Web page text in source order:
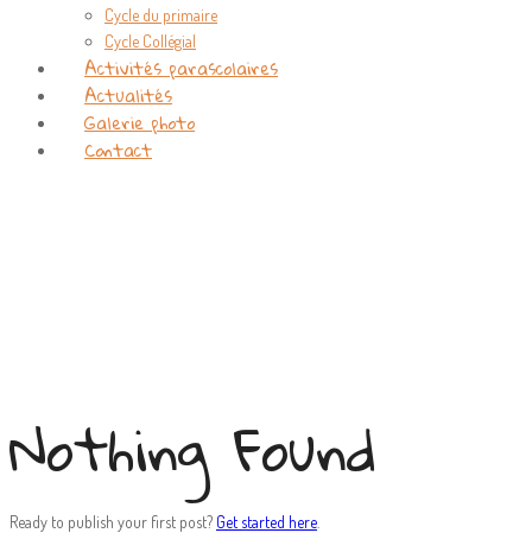
Cycle du primaire
Cycle Collégial
Activités parascolaires
Actualités
Galerie photo
Contact
Nothing Found
Ready to publish your first post? Get started here